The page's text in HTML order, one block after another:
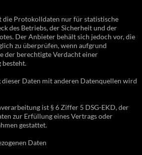
die Protokolldaten nur für statistische
des Betriebs, der Sicherheit und der
Der Anbieter behält sich jedoch vor, die
zu überprüfen, wenn aufgrund
der berechtigte Verdacht einer
besteht.
Daten mit anderen Datenquellen wird
ist § 6 Ziffer 5 DSG-EKD, der
zur Erfüllung eines Vertrags oder
gestattet.
Daten